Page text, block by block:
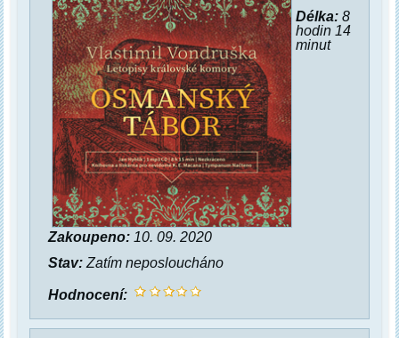
Délka:8
hodin 14
minut
Zakoupeno: 10. 09. 2020
Stav: Zatím neposloucháno
Hodnocení: